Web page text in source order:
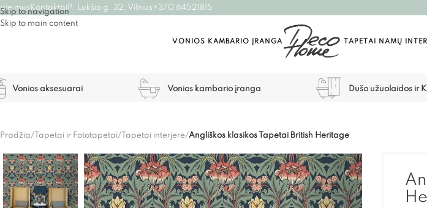
Skip to navigation
Skip to main content
mus Kontaktai P. Lukšio g. 32, Vilnius +370 64521815
VONIOS KAMBARIO ĮRANGA TAPETAI NAMŲ
Vonios aksesuarai Vonios kambario įranga Dušo užuolaidos ir
Pradžia/ Tapetai ir Fototapetai/ Tapetai interjere/Angliškos klasikos Tapetai British Heritage